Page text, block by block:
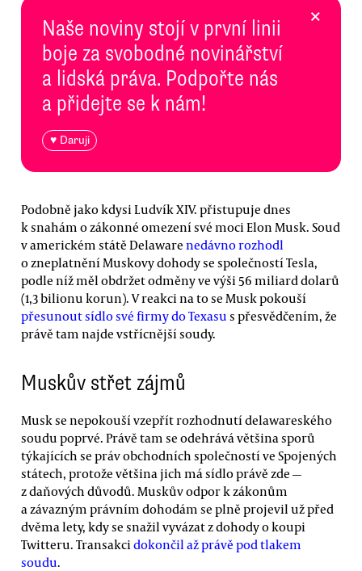
Naše noviny stojí v první linii
boje za svobodné novinářství
a lidská práva. Podpořte nás
a přidejte se k nám!
♥ Daruji
×
Podobně jako kdysi Ludvík XIV. přistupuje dnes
k snahám o zákonné omezení své moci Elon Musk. Soud
v americkém státě Delaware nedávno rozhodl
o zneplatnění Muskovy dohody se společností Tesla,
podle níž měl obdržet odměny ve výši 56 miliard dolarů
(1,3 bilionu korun). V reakci na to se Musk pokouší
přesunout sídlo své firmy do Texasu s přesvědčením, že
právě tam najde vstřícnější soudy.
Muskův střet zájmů
Musk se nepokouší vzepřít rozhodnutí delawareského
soudu poprvé. Právě tam se odehrává většina sporů
týkajících se práv obchodních společností ve Spojených
státech, protože většina jich má sídlo právě zde —
z daňových důvodů. Muskův odpor k zákonům
a závazným právním dohodám se plně projevil už před
dvěma lety, kdy se snažil vyvázat z dohody o koupi
Twitteru. Transakci dokončil až právě pod tlakem
soudu.